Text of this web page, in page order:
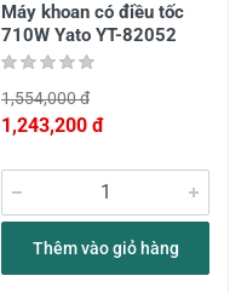
Máy khoan có điều tốc
710W Yato YT-82052
1,554,000 đ
1,243,200 đ
Thêm vào giỏ hàng